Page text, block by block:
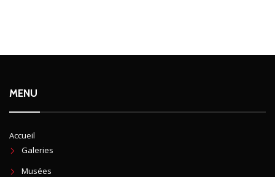
MENU
Accueil
Galeries
Musées